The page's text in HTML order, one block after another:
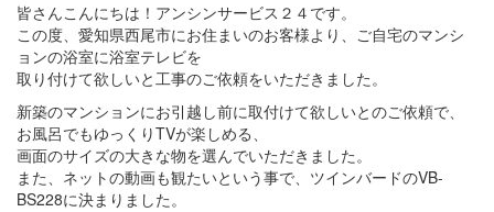
皆さんこんにちは！アンシンサービス２４です。
この度、愛知県西尾市にお住まいのお客様より、ご自宅のマンシ
ョンの浴室に浴室テレビを
取り付けて欲しいと工事のご依頼をいただきました。
新築のマンションにお引越し前に取付けて欲しいとのご依頼で、
お風呂でもゆっくりTVが楽しめる、
画面のサイズの大きな物を選んでいただきました。
また、ネットの動画も観たいという事で、ツインバードのVB-
BS228に決まりました。